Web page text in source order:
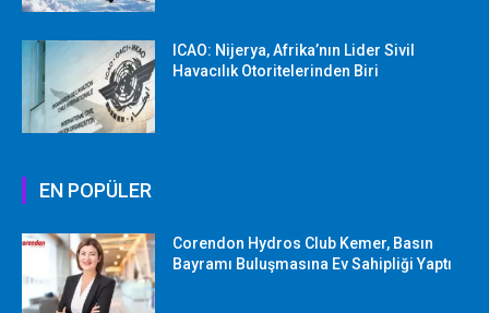
ICAO: Nijerya, Afrika’nın Lider Sivil
Havacılık Otoritelerinden Biri
EN POPÜLER
Corendon Hydros Club Kemer, Basın
Bayramı Buluşmasına Ev Sahipliği Yaptı